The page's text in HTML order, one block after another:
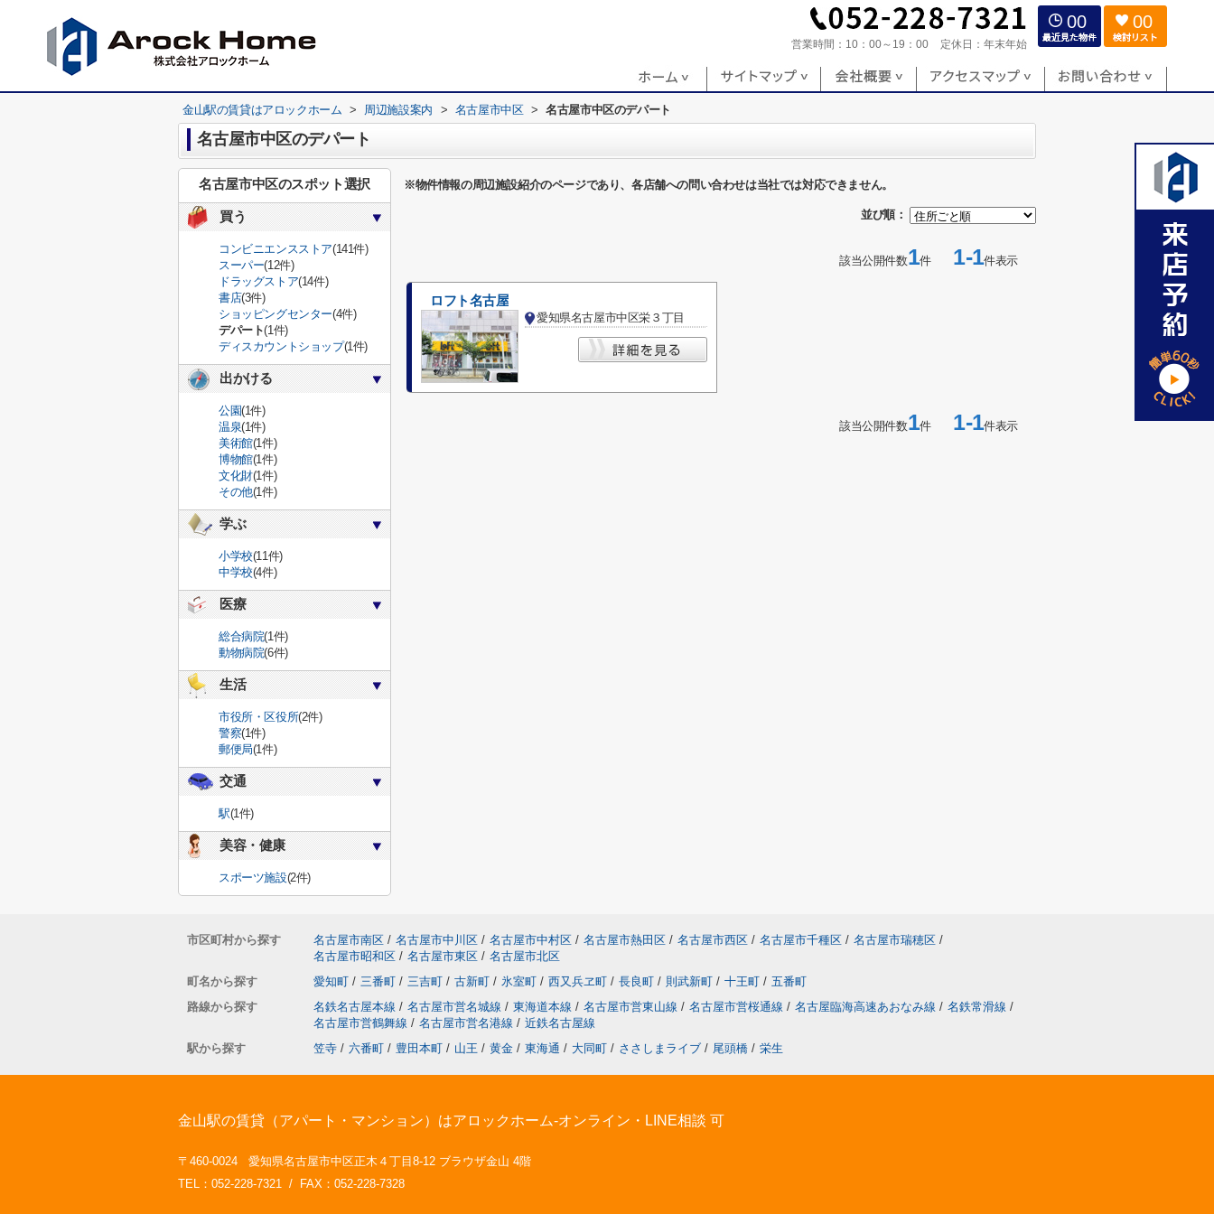
営業時間： 10：00～19：00 定休日： 年末年始
00 00
金山駅の賃貸はアロックホーム > 周辺施設案内 > 名古屋市中区 > 名古屋市中区のデパート
名古屋市中区のデパート
※物件情報の周辺施設紹介のページであり、各店舗への問い合わせは当社では対応できません。
並び順：
該当公開件数1件1-1件表示
ロフト名古屋
愛知県名古屋市中区栄３丁目
該当公開件数1件1-1件表示
名古屋市中区のスポット選択
買う
コンビニエンスストア(141件)
スーパー(12件)
ドラッグストア(14件)
書店(3件)
ショッピングセンター(4件)
デパート(1件)
ディスカウントショップ(1件)
出かける
公園(1件)
温泉(1件)
美術館(1件)
博物館(1件)
文化財(1件)
その他(1件)
学ぶ
小学校(11件)
中学校(4件)
医療
総合病院(1件)
動物病院(6件)
生活
市役所・区役所(2件)
警察(1件)
郵便局(1件)
交通
駅(1件)
美容・健康
スポーツ施設(2件)
市区町村から探す 名古屋市南区 / 名古屋市中川区 / 名古屋市中村区 / 名古屋市熱田区 / 名古屋市西区 / 名古屋市千種区 / 名古屋市瑞穂区 /
名古屋市昭和区 / 名古屋市東区 / 名古屋市北区
町名から探す
愛知町 / 三番町 / 三吉町 / 古新町 / 氷室町 / 西又兵ヱ町 / 長良町 / 則武新町 / 十王町 / 五番町
路線から探す
名鉄名古屋本線 / 名古屋市営名城線 / 東海道本線 / 名古屋市営東山線 / 名古屋市営桜通線 / 名古屋臨海高速あおなみ線 / 名鉄常滑線 /
名古屋市営鶴舞線 / 名古屋市営名港線 / 近鉄名古屋線
駅から探す
笠寺 / 六番町 / 豊田本町 / 山王 / 黄金 / 東海通 / 大同町 / ささしまライブ / 尾頭橋 / 栄生
金山駅の賃貸（アパート・マンション）はアロックホーム-オンライン・LINE相談 可
〒460-0024 愛知県名古屋市中区正木４丁目8-12 ブラウザ金山 4階
TEL：052-228-7321 / FAX：052-228-7328